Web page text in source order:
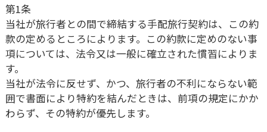
第1条
当社が旅行者との間で締結する手配旅行契約は、この約
款の定めるところによります。この約款に定めのない事
項については、法令又は一般に確立された慣習によりま
す。
当社が法令に反せず、かつ、旅行者の不利にならない範
囲で書面により特約を結んだときは、前項の規定にかか
わらず、その特約が優先します。